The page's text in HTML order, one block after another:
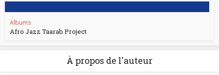
Albums
Afro Jazz Taarab Project
À propos de l'auteur